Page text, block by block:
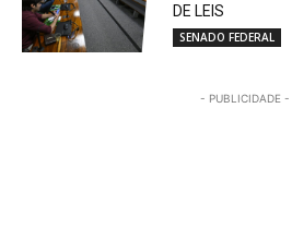
DE LEIS
SENADO FEDERAL
- PUBLICIDADE -